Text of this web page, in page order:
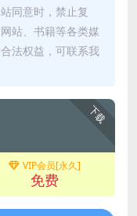
同意时，禁止复
站、书籍等各类媒
法权益，可联系我
下载
VIP会员[永久]
免费